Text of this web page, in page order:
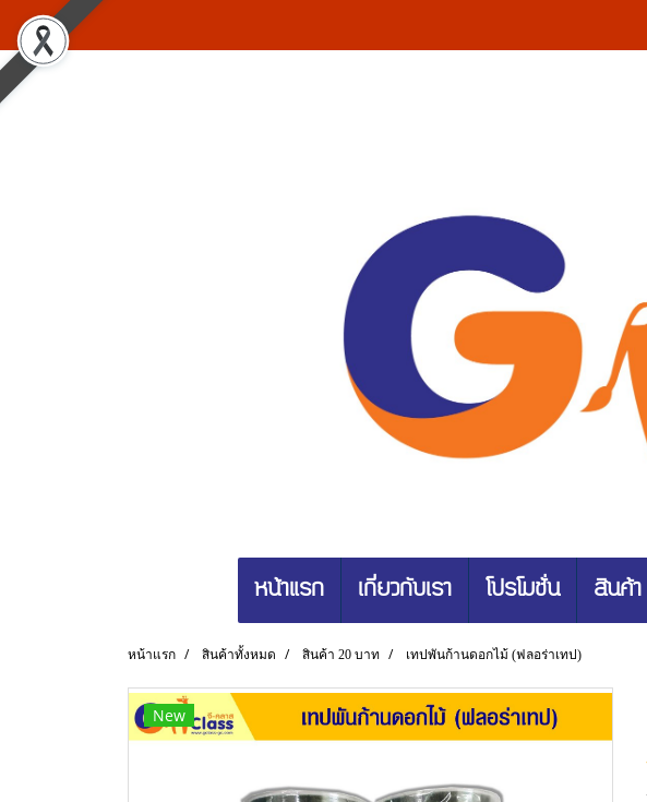
หน้าแรก เกี่ยวกับเรา โปรโมชั่น สินค้า
หน้าแรก สินค้าทั้งหมด สินค้า 20 บาท เทปพันก้านดอกไม้ (ฟลอร่าเทป)
New